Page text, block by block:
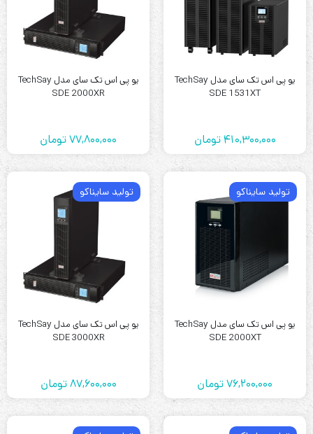
یو پی اس تک سای مدل TechSay
SDE 1531XT
410,300,000 تومان
یو پی اس تک سای مدل TechSay
SDE 2000XR
77,800,000تومان
تولید سایناکو
یو پی اس تک سای مدل TechSay
SDE 2000XT
76,200,000تومان
تولید سایناکو
یو پی اس تک سای مدل TechSay
SDE 3000XR
87,600,000تومان